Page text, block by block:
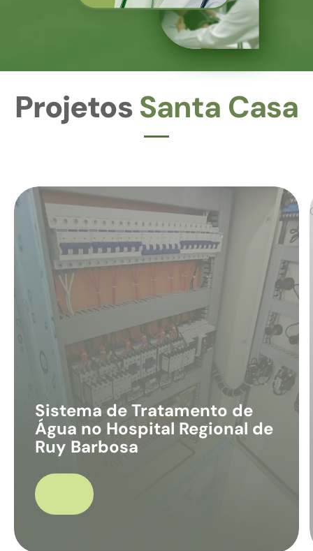
ProjetosSanta Casa
Sistema de Tratamento de
Água no Hospital Regional de
Ruy Barbosa